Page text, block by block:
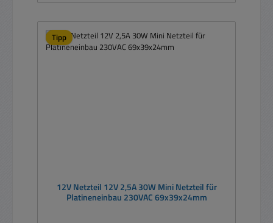
Tipp
12V Netzteil 12V 2,5A 30W Mini Netzteil für
Platineneinbau 230VAC 69x39x24mm